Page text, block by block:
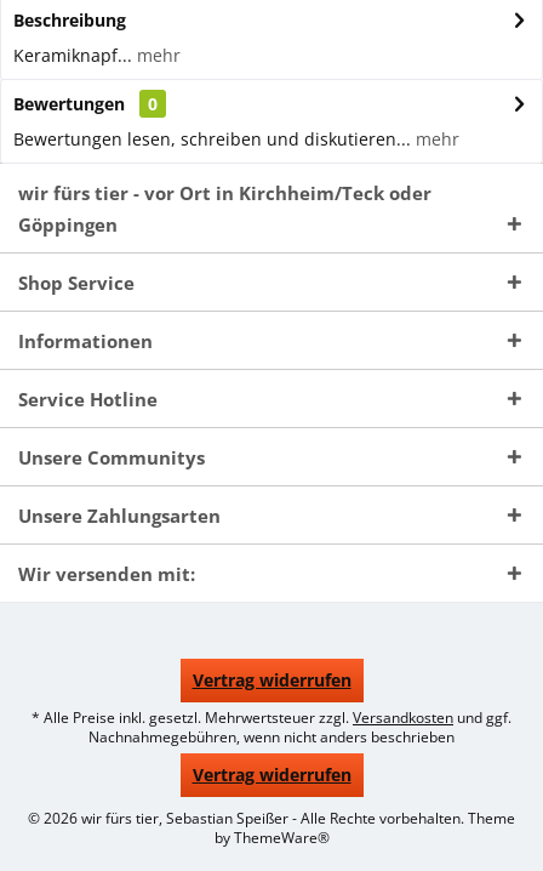
Beschreibung
Keramiknapf... mehr
Bewertungen
0
Bewertungen lesen, schreiben und diskutieren... mehr
wir fürs tier - vor Ort in Kirchheim/Teck oder
Göppingen
Shop Service
Informationen
Service Hotline
Unsere Communitys
Unsere Zahlungsarten
Wir versenden mit:
Vertrag widerrufen
* Alle Preise inkl. gesetzl. Mehrwertsteuer zzgl.Versandkosten und ggf.
Nachnahmegebühren, wenn nicht anders beschrieben
Vertrag widerrufen
© 2026 wir fürs tier, Sebastian Speißer - Alle Rechte vorbehalten. Theme
byThemeWare®